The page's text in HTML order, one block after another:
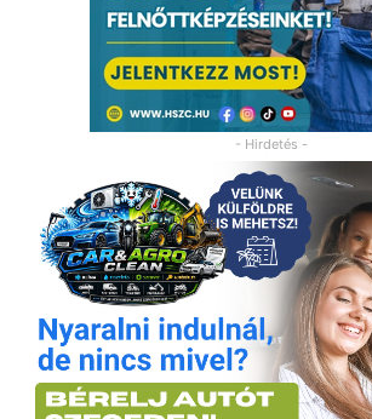
- Hirdetés -